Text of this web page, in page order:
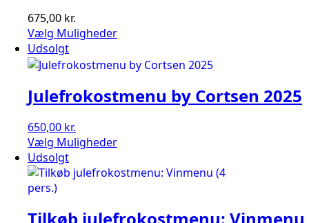
675,00 kr.
Vælg Muligheder
Udsolgt
Julefrokostmenu by Cortsen 2025
650,00 kr.
Vælg Muligheder
Udsolgt
Tilkøb julefrokostmenu: Vinmenu